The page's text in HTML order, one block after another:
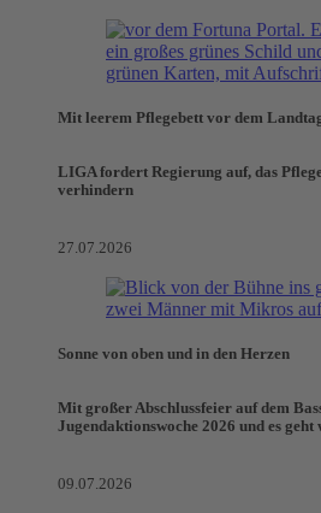
Mit leerem Pflegebett vor dem
LIGA fordert Regierung auf, das
verhindern
27.07.2026
Sonne von oben und in den Herzen
Mit großer Abschlussfeier auf dem
Jugendaktionswoche 2026 und es
09.07.2026